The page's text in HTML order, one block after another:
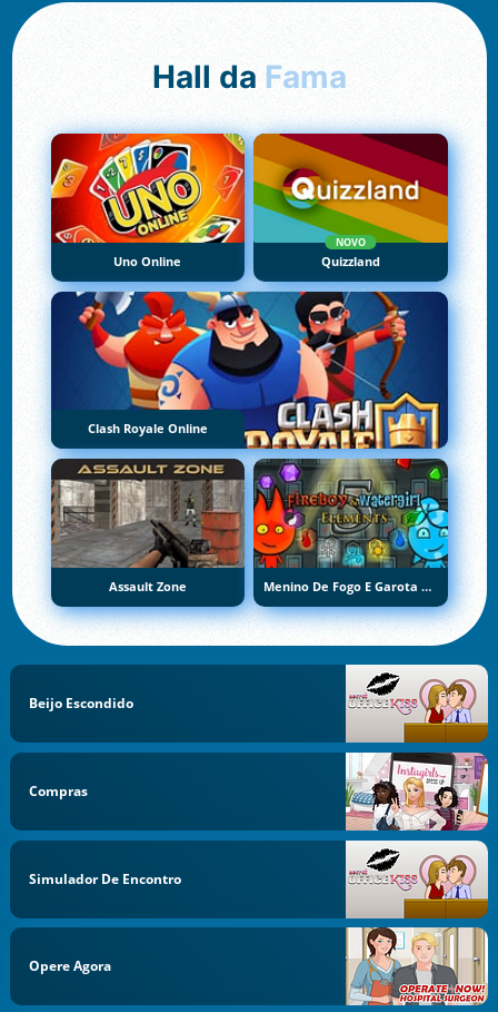
Hall da Fama
Uno Online
NOVO
Quizzland
Clash Royale Online
Assault Zone Menino De Fogo E Garota De Água 5: Elementos
Beijo Escondido
Compras
Simulador De Encontro
Opere Agora